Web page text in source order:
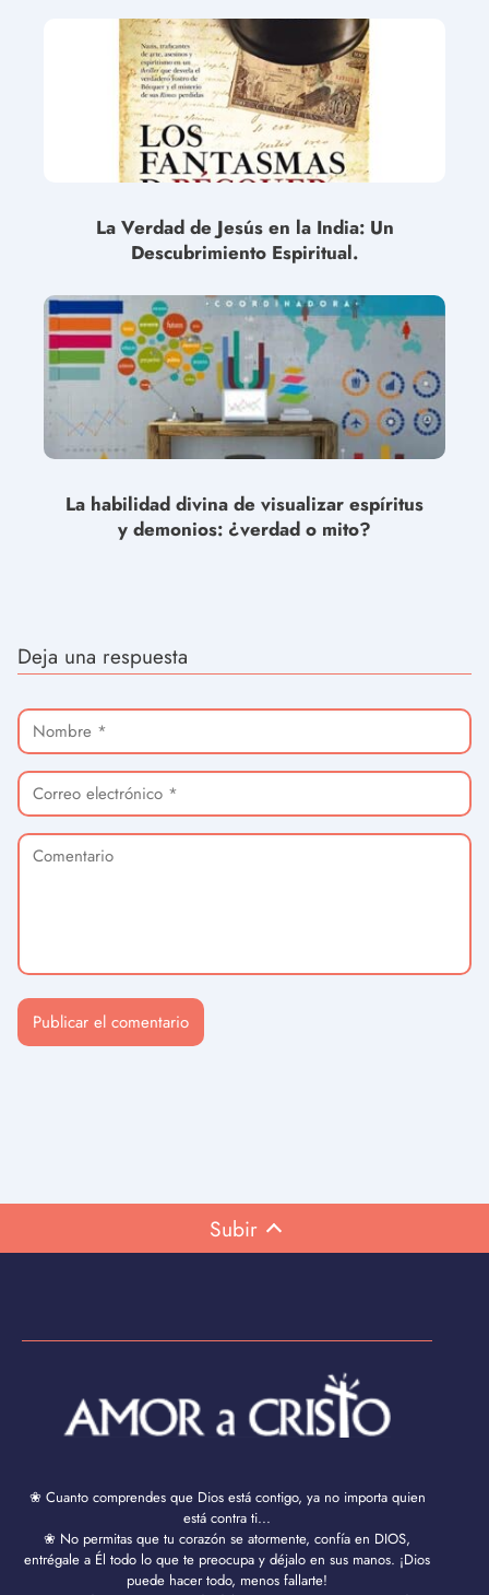
La Verdad de Jesús en la India: Un
Descubrimiento Espiritual.
La habilidad divina de visualizar espíritus
y demonios: ¿verdad o mito?
Deja una respuesta
Subir
❀ Cuanto comprendes que Dios está contigo, ya no importa quien
está contra ti...
❀ No permitas que tu corazón se atormente, confía en DIOS,
entrégale a Él todo lo que te preocupa y déjalo en sus manos. ¡Dios
puede hacer todo, menos fallarte!